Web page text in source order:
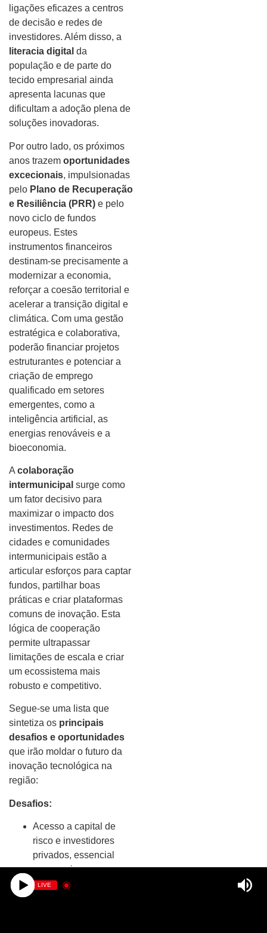
ligações eficazes a centros
de decisão e redes de
investidores. Além disso, a
literacia digital da
população e de parte do
tecido empresarial ainda
apresenta lacunas que
dificultam a adoção plena de
soluções inovadoras.
Por outro lado, os próximos
anos trazem oportunidades
excecionais, impulsionadas
pelo Plano de Recuperação
e Resiliência (PRR) e pelo
novo ciclo de fundos
europeus. Estes
instrumentos financeiros
destinam-se precisamente a
modernizar a economia,
reforçar a coesão territorial e
acelerar a transição digital e
climática. Com uma gestão
estratégica e colaborativa,
poderão financiar projetos
estruturantes e potenciar a
criação de emprego
qualificado em setores
emergentes, como a
inteligência artificial, as
energias renováveis e a
bioeconomia.
A colaboração
intermunicipal surge como
um fator decisivo para
maximizar o impacto dos
investimentos. Redes de
cidades e comunidades
intermunicipais estão a
articular esforços para captar
fundos, partilhar boas
práticas e criar plataformas
comuns de inovação. Esta
lógica de cooperação
permite ultrapassar
limitações de escala e criar
um ecossistema mais
robusto e competitivo.
Segue-se uma lista que
sintetiza os principais
desafios e oportunidades
que irão moldar o futuro da
inovação tecnológica na
região:
Desafios:
Acesso a capital de
risco e investidores
privados, essencial
para apoiar a
escalabilidade das
LIVE